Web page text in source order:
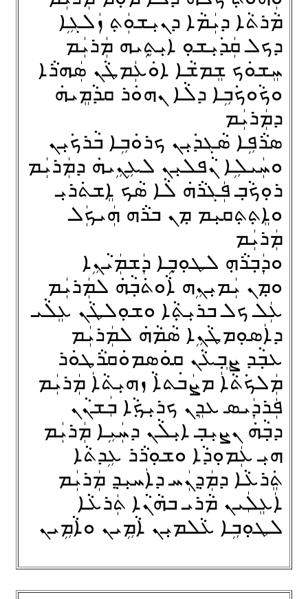
ܡܵܪܬܵܐ ܕܝܲܡܵܐ ܕܢܝܼܫܘܲܬ݂ ܙܲܠܓܹܐ
ܕܟܠ ܩܲܕ݁ܝܼܫܘܼ ܐܝܼܬ݂ܹܝܗ ܡܲܪܝܲܡ
ܚܸܫܘܿܟ ܫܸܡܫܵܐ ܐܘܿܥܲܡܛܵܢ ܣܲܗܪܵܐ
ܘܟܵܘܟ݁ܒܹܐ ܕܠܵܐ ܢܗܘܿܪ ܩܕܵܡܸܝܗ݁
ܕܡܲܪܝܲܡ
ܣܪܵܦܹܐ ܣܵܓܕ݁ܝܼܢ ܟܪܘܿܒܹܐ ܒܵܪܟ݁ܝܼܢ
ܘܚܲܝܠܹܐ ܢܵܦܠܝܼܢ ܠܥܹܢܹܝܗ݁ ܕܡܲܪܝܲܡ
ܪܘܼܟܵܒ݂ ܦܲܓܪܵܗ݁ ܠܵܐ ܣܵܟ ܐܸܫܬ݁ܪܝܼ
ܘܐܸܬ݂ܬ݂ܩܝܼܡ ܡ݂ܢ ܒܪܵܗ ܗܲܝܟܲܠ
ܡܲܪܝܲܡ
ܘܕܲܒ݂ܪܵܗ݂ ܠܛܘܼܒ݂ܹܐ ܕܲܫܡܲܝܵܢܹܐ
ܘܡ݂ܢ ܝܲܡܝܼܢܹܗ ܐܵܘܬ݁ܒ݂ܵܗ݁ ܠܡܲܪܝܲܡ
ܥܲܠ ܟܠ ܒܪܝܼܬ݂ܵܐ ܘܫܘܼܠܛܵܢ ܥܸܠܵܝ
ܕܐܲܣܘܼܡܛܵܢܹܐ ܣܵܡܵܗ݁ ܠܡܲܪܝܲܡ
ܥܒ݂ܵܕ ܨܸܒ݂ܥܵܢ ܩܘܿܣܡܘܿܩܪܵܛܘܿܪ
ܡܲܠܟ݁ܬܵܐܲ ܡܨܲܒ݁ܬܐܵ ܙܗܝܼܬܵܐܲ ܡܲܪܝܲܡ
ܦܲܪܕܲܝܣ ܥܕܸܢ ܟܪܝܼܟ݂ܵܐ ܒܲܫܢܵܢ
ܕܒ݂ܵܗ݁ ܢܨܝܼܒ݂ ܐܝܼܠܵܢ ܕܚܲܝܹܐ ܡܲܪܝܲܡ
ܗܝܼ ܥܲܡܘܼܕܵܐ ܘܫܘܼܪܵܪ ܥܹܕܬܵܐ
ܬܸ݁ܪܥܵܐ ܕܡܲܕ݂ܢܲܚ ܕܐܲܚܝܼܕ݂ ܡܲܪܝܲܡ
ܐܲܥܸܠܲܝܢ ܡܵܪܝ ܒܗܵܢܵܐ ܬܲܪܥܵܐ
ܠܛܘܼܒܹܐ ܥܵܠܡܝܼܢ ܐܵܡܹܝܢ ܘܐܵܡܹܝܢ